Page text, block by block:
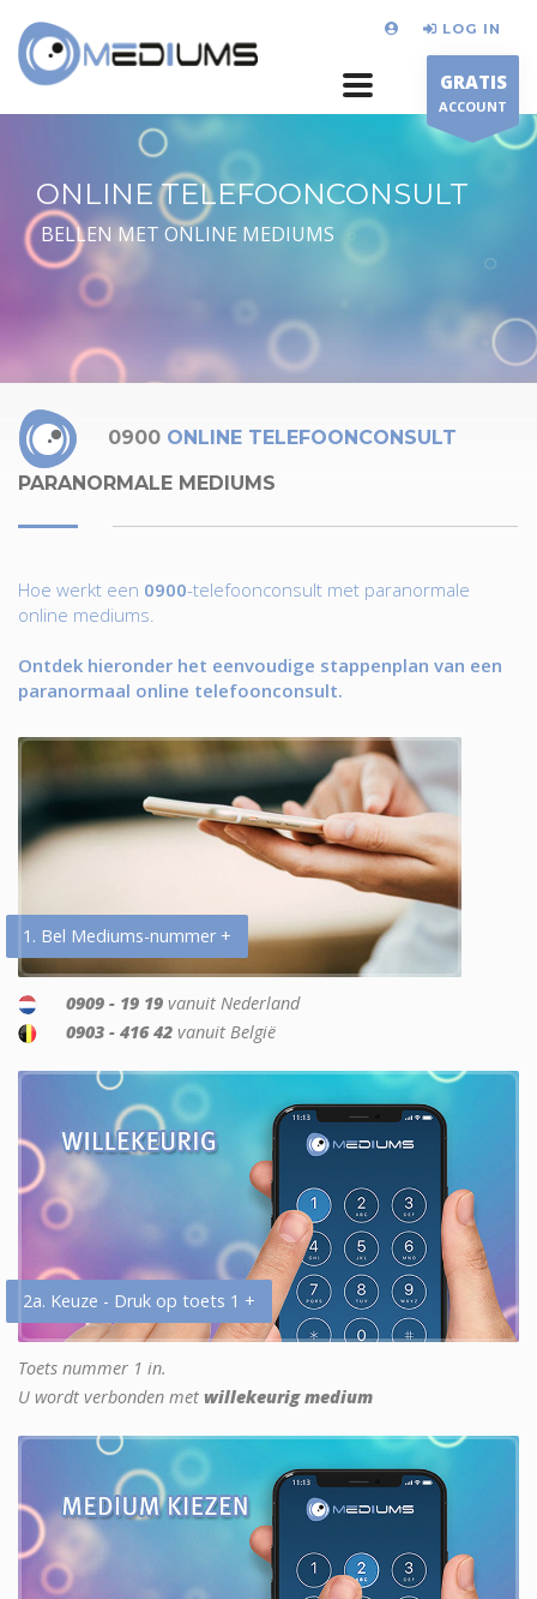
LOG IN
GRATIS
ACCOUNT
ONLINE TELEFOONCONSULT
BELLEN MET ONLINE MEDIUMS
0900 ONLINE TELEFOONCONSULT
PARANORMALE MEDIUMS
Hoe werkt een 0900-telefoonconsult met paranormale
online mediums.
Ontdek hieronder het eenvoudige stappenplan van een
paranormaal online telefoonconsult.
1. Bel Mediums-nummer +
0909 - 19 19 vanuit Nederland
0903 - 416 42 vanuit België
2a. Keuze - Druk op toets 1 +
Toets nummer 1 in.
U wordt verbonden met willekeurig medium